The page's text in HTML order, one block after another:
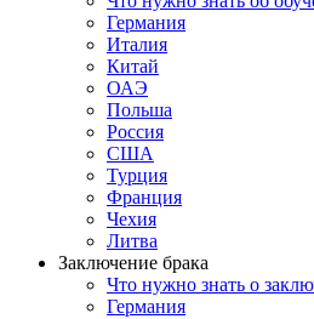
Германия
Италия
Китай
ОАЭ
Польша
Россия
США
Турция
Франция
Чехия
Литва
Заключение брака
Что нужно знать о
Германия